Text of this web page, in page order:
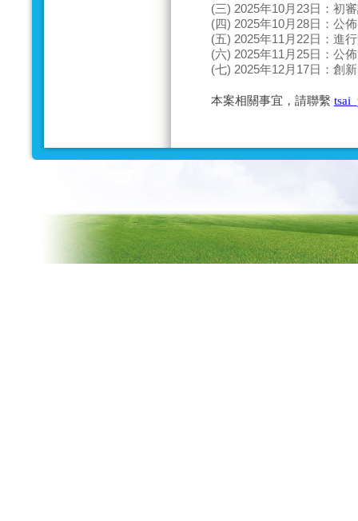
(三) 2025年10月23日：初
(四) 2025年10月28日：公
(五) 2025年11月22日：進
(六) 2025年11月25日：公
(七) 2025年12月17日：創
本案相關事宜，請聯繫